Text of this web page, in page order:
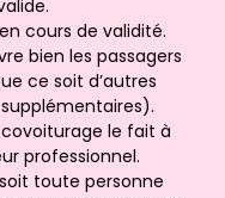
cours de validité.
bien les passagers
ce soit d’autres
le fait à
professionnel.
toute personne